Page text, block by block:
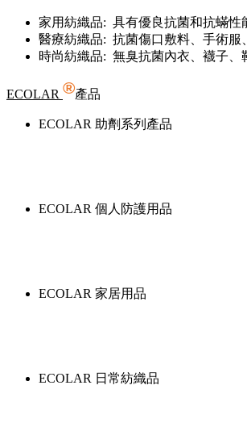
家用紡織品: 具有優良抗菌和抗蟎性
醫療紡織品: 抗菌傷口敷料、手術服
時尚紡織品: 無臭抗菌內衣、襪子、
ECOLAR ®產品
ECOLAR 助劑系列產品
ECOLAR 個人防護用品
ECOLAR 家居用品
ECOLAR 日常紡織品